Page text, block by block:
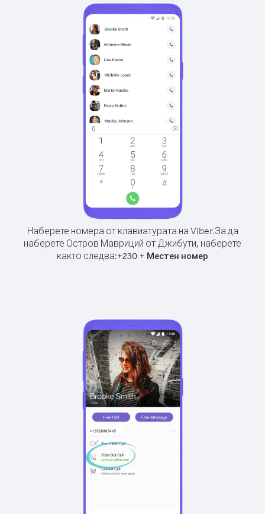
Наберете номера от клавиатурата на Viber.За да
наберете Остров Мавриций от Джибути, наберете
както следва:+230 + Местен номер